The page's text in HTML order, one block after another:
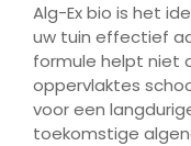
Alg-Ex bio is het
uw tuin effectief
formule helpt niet
oppervlaktes
voor een
toekomstige